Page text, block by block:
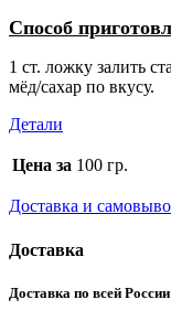
Способ
1 ст. ложку залить
мёд/сахар по вкусу.
Детали
Цена за 100 гр.
Доставка и
Доставка
Доставка по всей